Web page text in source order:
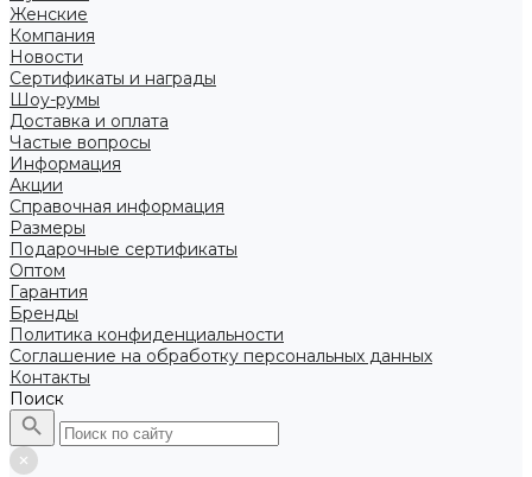
Женские
Компания
Новости
Сертификаты и награды
Шоу-румы
Доставка и оплата
Частые вопросы
Информация
Акции
Справочная информация
Размеры
Подарочные сертификаты
Оптом
Гарантия
Бренды
Политика конфиденциальности
Соглашение на обработку персональных данных
Контакты
Поиск